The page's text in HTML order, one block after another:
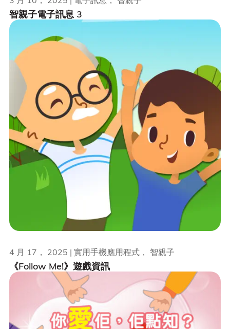
智親子電子訊息 3
《Follow Me!》遊戲資訊
4 月 17， 2025 | 實用手機應用程式， 智親子